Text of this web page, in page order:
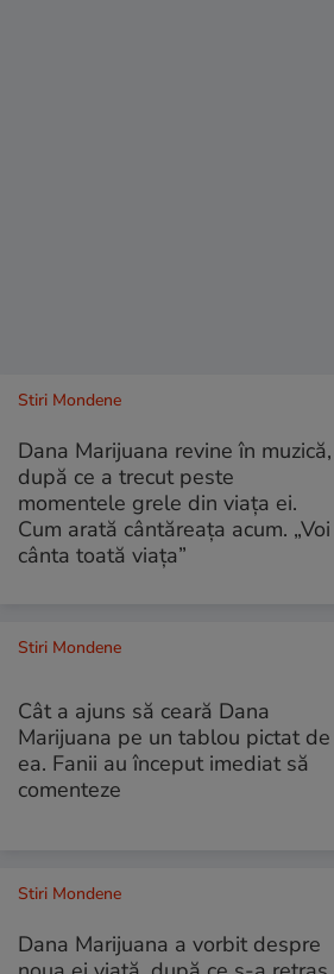
Stiri Mondene
Dana Marijuana revine în muzică,
după ce a trecut peste
momentele grele din viața ei.
Cum arată cântăreața acum. „Voi
cânta toată viața”
Stiri Mondene
Cât a ajuns să ceară Dana
Marijuana pe un tablou pictat de
ea. Fanii au început imediat să
comenteze
Stiri Mondene
Dana Marijuana a vorbit despre